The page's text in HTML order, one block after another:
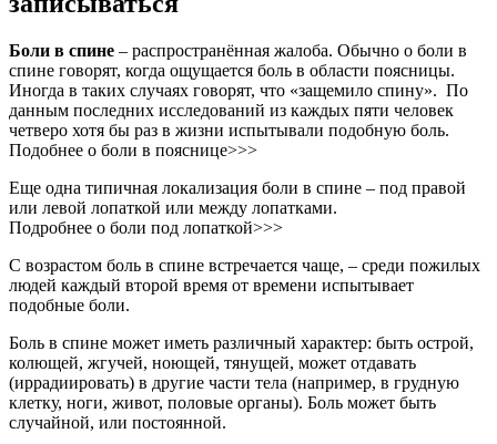
Боли в спине – распространённая жалоба. Обычно о боли в
спине говорят, когда ощущается боль в области поясницы.
Иногда в таких случаях говорят, что «защемило спину». По
данным последних исследований из каждых пяти человек
четверо хотя бы раз в жизни испытывали подобную боль.
Подобнее о боли в пояснице>>>
Еще одна типичная локализация боли в спине – под правой
или левой лопаткой или между лопатками.
Подробнее о боли под лопаткой>>>
С возрастом боль в спине встречается чаще, – среди пожилых
людей каждый второй время от времени испытывает
подобные боли.
Боль в спине может иметь различный характер: быть острой,
колющей, жгучей, ноющей, тянущей, может отдавать
(иррадиировать) в другие части тела (например, в грудную
клетку, ноги, живот, половые органы). Боль может быть
случайной, или постоянной.